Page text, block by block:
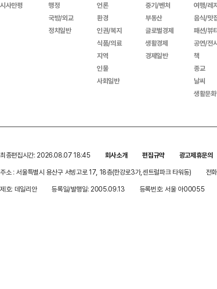
시사만평
행정
국방/외교
정치일반
언론
환경
인권/복지
식품/의료
지역
인물
사회일반
중기/벤처
부동산
글로벌경제
생활경제
경제일반
여행/레
음식/맛
패션/뷰
공연/전
책
종교
날씨
생활문
최종편집시간: 2026.08.07 18:45 회사소개 편집규약
광고제휴문의
주소 : 서울특별시 용산구 서빙고로 17, 18층(한강로3가,센트럴파크 타워동)
전
제호: 데일리안
등록일/발행일: 2005.09.13 등록번호: 서울 아00055